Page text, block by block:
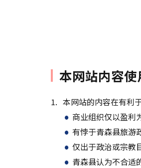
本网站内容使
本网站的内容在有利
商业组织仅以盈利
有悖于青森县旅游
仅出于政治或宗教
青森县认为不合适